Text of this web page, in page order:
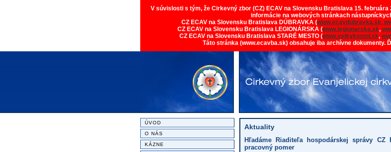
V súvislosti s tým, že Cirkevný zbor (CZ) ECAV na Slovensku Bratislava 15.
informácie na webových stránkach
CZ ECAV na Slovensku Bratislava DÚBRAVKA (www.ecavdubravka.sk,
CZ ECAV na Slovensku Bratislava LEGIONÁRSKA (www.legionarska.sk,
CZ ECAV na Slovensku Bratislava STARÉ MESTO (www.velkykostol.sk,
Táto stránka (www.ecavba.sk) obsahuje iba archívne dokumenty.
ÚVOD
O NÁS
KÁZNE
Aktuality
Hľadáme Riaditeľa hospodárskej správy
pracovný pomer